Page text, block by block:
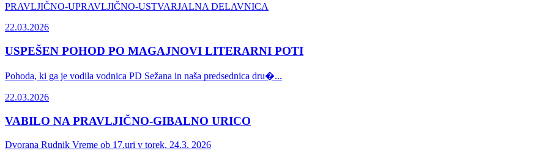
PRAVLJIČNO-UPRAVLJIČNO-USTVARJALNA DELAVNICA
22.03.2026
USPEŠEN POHOD PO MAGAJNOVI LITERARNI POTI
Pohoda, ki ga je vodila vodnica PD Sežana in naša predsednica dru�...
22.03.2026
VABILO NA PRAVLJIČNO-GIBALNO URICO
Dvorana Rudnik Vreme ob 17.uri v torek, 24.3. 2026